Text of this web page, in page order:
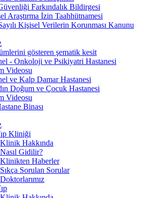
Farkındalık Bildirgesi
Araştırma İzin Taahhütnamesi
Kişisel Verilerin Korunması Kanunu
gösteren şematik kesit
- Onkoloji ve Psikiyatri Hastanesi
Videosu
ve Kalp Damar Hastanesi
Doğum ve Çocuk Hastanesi
Videosu
Binası
Kliniği
Klinik Hakkında
Nasıl Gidilir?
Klinikten Haberler
Sıkça Sorulan Sorular
Doktorlarımız